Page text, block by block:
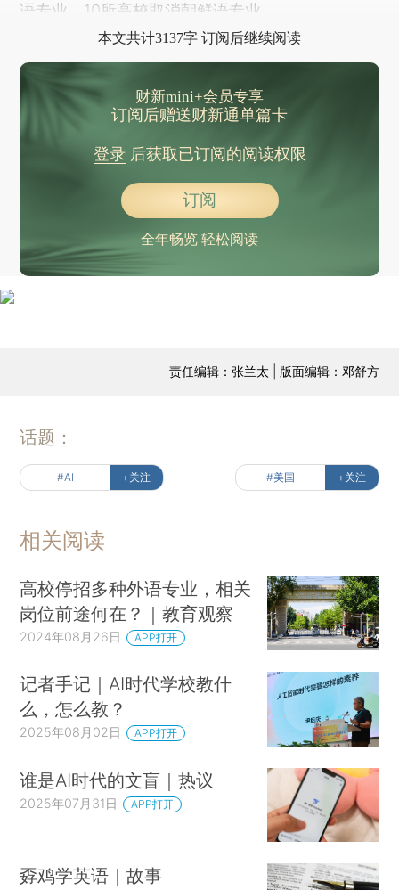
语专业，10所高校取消朝鲜语专业。
本文共计3137字 订阅后继续阅读
财新mini+会员专享
订阅后赠送财新通单篇卡
登录后获取已订阅的阅读权限
订阅
全年畅览 轻松阅读
责任编辑：张兰太 | 版面编辑：邓舒方
话题：
#AI +关注 #美国 +关注
相关阅读
高校停招多种外语专业，相关
岗位前途何在？｜教育观察
2024年08月26日 APP打开
记者手记｜AI时代学校教什
么，怎么教？
2025年08月02日 APP打开
谁是AI时代的文盲｜热议
2025年07月31日 APP打开
孬鸡学英语｜故事